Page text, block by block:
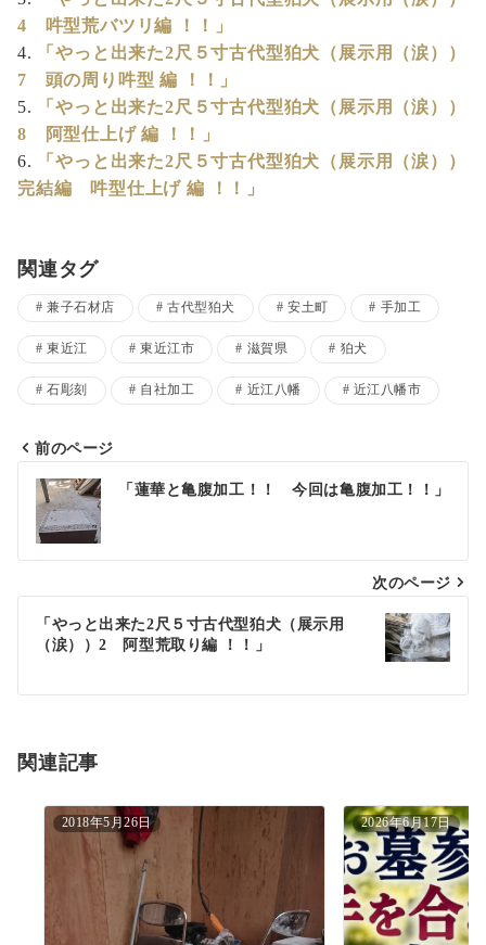
4 吽型荒バツリ編 ！！」
「やっと出来た2尺５寸古代型狛犬（展示用（涙））
7 頭の周り吽型 編 ！！」
「やっと出来た2尺５寸古代型狛犬（展示用（涙））
8 阿型仕上げ 編 ！！」
「やっと出来た2尺５寸古代型狛犬（展示用（涙））
完結編 吽型仕上げ 編 ！！」
関連タグ
兼子石材店 古代型狛犬 安土町 手加工
東近江 東近江市 滋賀県 狛犬
石彫刻 自社加工 近江八幡 近江八幡市
投
稿
ナ
ビ
シ
ン
前のページ
「蓮華と亀腹加工！！ 今回は亀腹加工！！」
次のページ
「やっと出来た2尺５寸古代型狛犬（展示用
（涙））2 阿型荒取り編 ！！」
関連記事
2018年5月26日 2026年6月17日